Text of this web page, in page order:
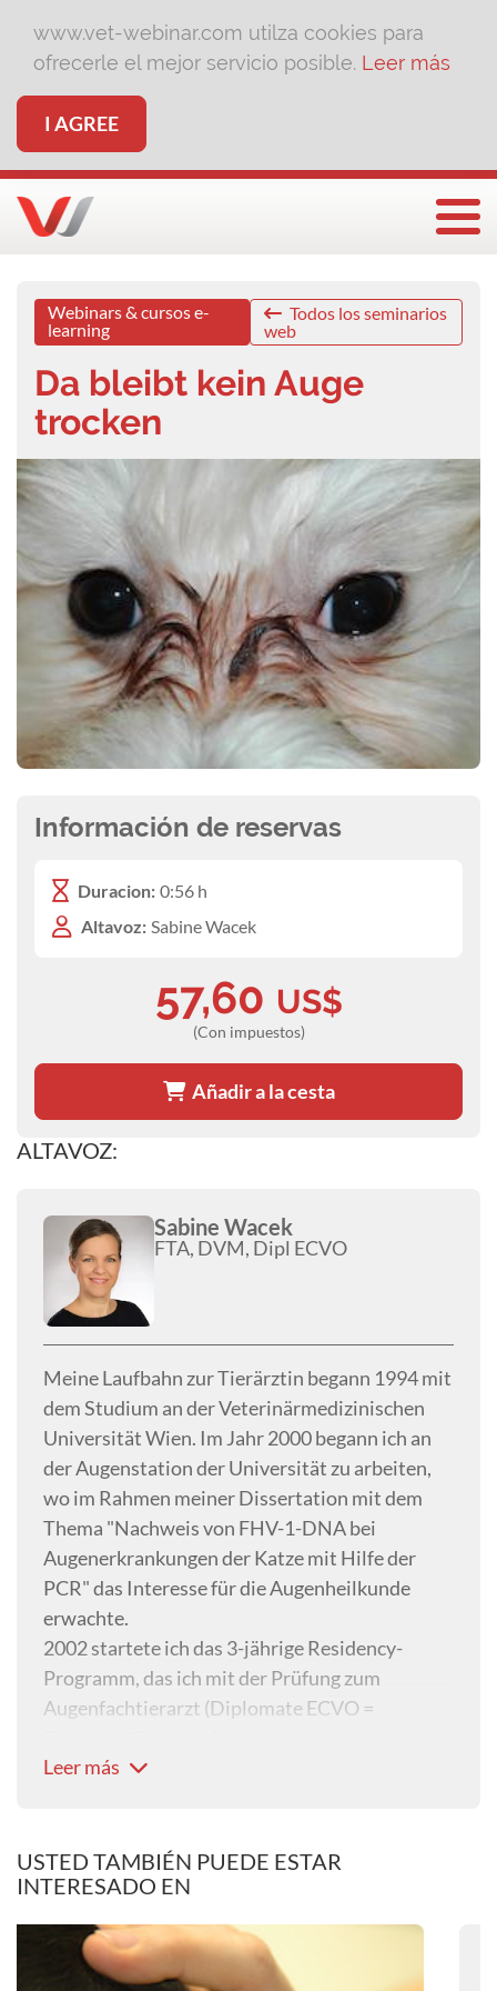
www.vet-webinar.com utilza cookies para
ofrecerle el mejor servicio posible. Leer más
I AGREE
Webinars & cursos e-
learning
Todos los seminarios
web
Da bleibt kein Auge
trocken
ALTAVOZ:
Sabine Wacek
FTA, DVM, Dipl ECVO
Meine Laufbahn zur Tierärztin begann 1994 mit
dem Studium an der Veterinärmedizinischen
Universität Wien. Im Jahr 2000 begann ich an
der Augenstation der Universität zu arbeiten,
wo im Rahmen meiner Dissertation mit dem
Thema "Nachweis von FHV-1-DNA bei
Augenerkrankungen der Katze mit Hilfe der
PCR" das Interesse für die Augenheilkunde
erwachte.
2002 startete ich das 3-jährige Residency-
Programm, das ich mit der Prüfung zum
Augenfachtierarzt (Diplomate ECVO =
Ophthalmologists) erfolgreich abschließen
für Ophthalmologie in verschiedenen
Kliniken/Tierarztpraxen im Raum Wien.
(Tierärztliches AugenZentrum) im Süden von
Wien in Zusammenarbeit mit Dr. Marion
Leer más
Información de reservas
Duracion: 0:56 h
Altavoz: Sabine Wacek
57,60 US$
(Con impuestos)
Añadir a la cesta
USTED TAMBIÉN PUEDE ESTAR
INTERESADO EN